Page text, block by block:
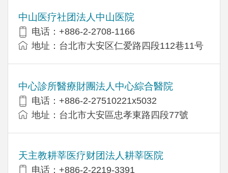
中山医疗社团法人中山医院
电话：+886-2-2708-1166
地址：台北市大安区仁爱路四段112巷11号
中心診所醫療財團法人中心綜合醫院
电话：+886-2-27510221x5032
地址：台北市大安區忠孝東路四段77號
天主教耕莘医疗财团法人耕莘医院
电话：+886-2-2219-3391